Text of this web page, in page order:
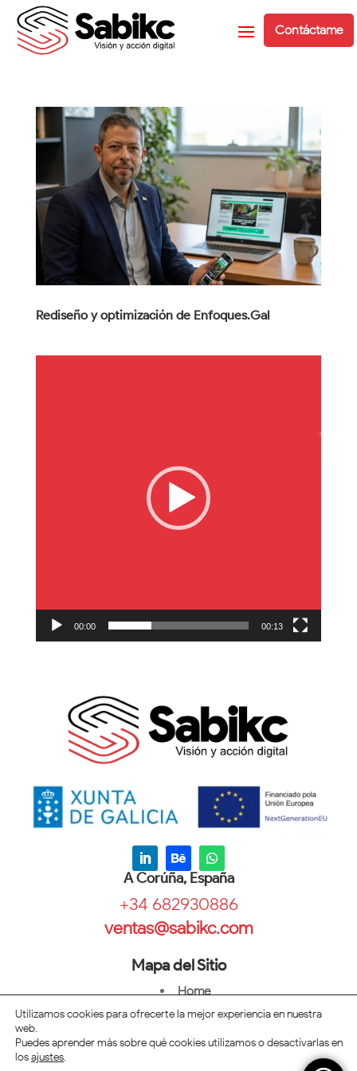
Contáctame
Rediseño y optimización de Enfoques.Gal
00:00 00:13
Mapa del Sitio
Home
Diseño
A Corúña, España
+34 682930886
ventas@sabikc.com
Utilizamos cookies para ofrecerte la mejor experiencia en nuestra
web.
Puedes aprender más sobre qué cookies utilizamos o desactivarlas en
losajustes.